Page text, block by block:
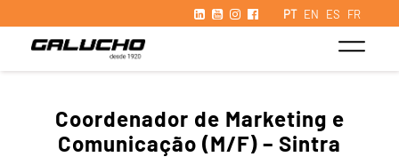
PT EN ES FR
Coordenador de Marketing e
Comunicação (M/F) – Sintra